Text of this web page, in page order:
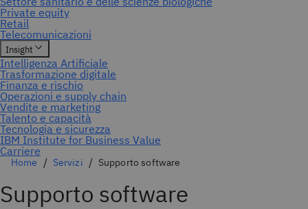
Home Servizi Supporto software
Supporto software